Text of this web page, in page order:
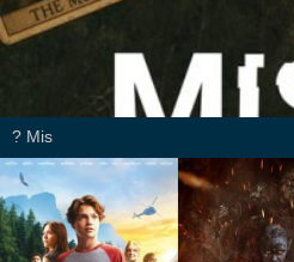
Mis ?